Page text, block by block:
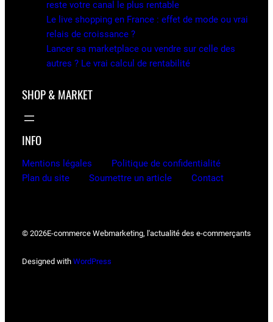
reste votre canal le plus rentable
Le live shopping en France : effet de mode ou vrai
relais de croissance ?
Lancer sa marketplace ou vendre sur celle des
autres ? Le vrai calcul de rentabilité
SHOP & MARKET
INFO
Mentions légales
Politique de confidentialité
Plan du site
Soumettre un article Contact
© 2026E-commerce Webmarketing, l'actualité des e-commerçants
Designed with WordPress